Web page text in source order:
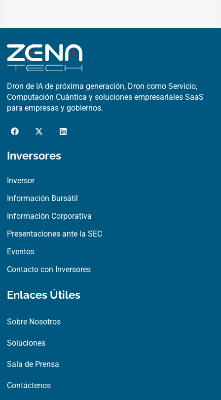
Dron de IA de próxima generación, Dron como Servicio,
Computación Cuántica y soluciones empresariales SaaS
para empresas y gobiernos.
F
a
b
k
X
-
i
L
i
Inversores
Inversor
Información Bursátil
Información Corporativa
Presentaciones ante la SEC
Eventos
Contacto con Inversores
Enlaces Útiles
Sobre Nosotros
Soluciones
Sala de Prensa
Contáctenos